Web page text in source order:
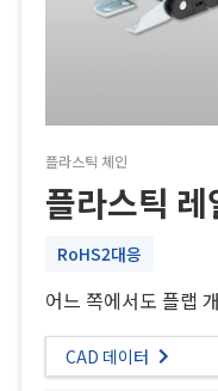
플라스틱 체인
플라스틱
RoHS2대응
어느 쪽에서도 플랩
CAD 데이터